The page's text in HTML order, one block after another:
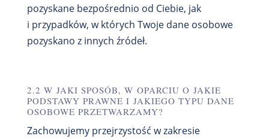
pozyskane bezpośrednio od Ciebie, jak
i przypadków, w których Twoje dane osobowe
pozyskano z innych źródeł.
2.2 W JAKI SPOSÓB, W OPARCIU O JAKIE
PODSTAWY PRAWNE I JAKIEGO TYPU DANE
OSOBOWE PRZETWARZAMY?
Zachowujemy przejrzystość w zakresie